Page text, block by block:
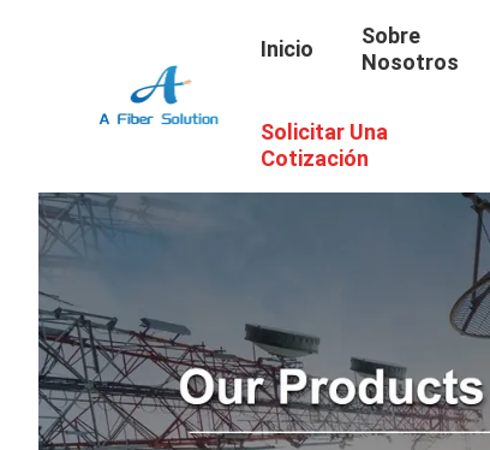
Inicio
Sobre
Nosotros
Solicitar Una
Cotización